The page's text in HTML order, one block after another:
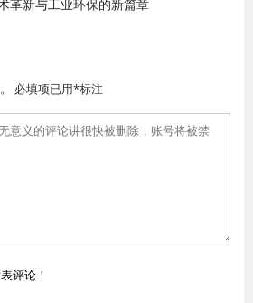
革新与工业环保的新篇章
必填项已用*标注
评论！